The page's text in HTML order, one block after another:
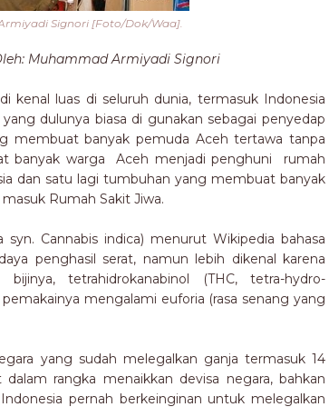
Signori [Foto/Dok/Waa].
Muhammad Armiyadi Signori
kenal luas di seluruh dunia, termasuk Indonesia
dulunya biasa di gunakan sebagai penyedap
membuat banyak pemuda Aceh tertawa tanpa
banyak warga Aceh menjadi penghuni rumah
dan satu lagi tumbuhan yang membuat banyak
Rumah Sakit Jiwa.
Cannabis indica) menurut Wikipedia bahasa
penghasil serat, namun lebih dikenal karena
tetrahidrokanabinol (THC, tetra-hydro-
mengalami euforia (rasa senang yang
yang sudah melegalkan ganja termasuk 14
rangka menaikkan devisa negara, bahkan
pernah berkeinginan untuk melegalkan